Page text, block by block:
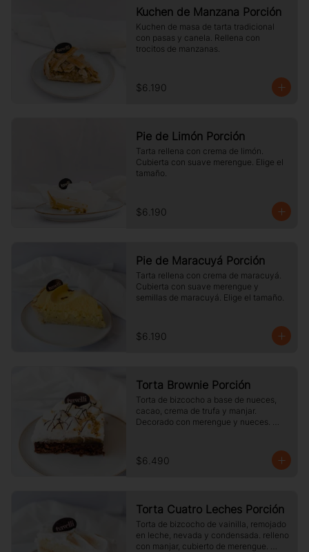
Kuchen de Manzana Porción
Kuchen de masa de tarta tradicional
con pasas y canela. Rellena con
trocitos de manzanas.
$6.190
Pie de Limón Porción
Tarta rellena con crema de limón.
Cubierta con suave merengue. Elige el
tamaño.
$6.190
Pie de Maracuyá Porción
Tarta rellena con crema de maracuyá.
Cubierta con suave merengue y
semillas de maracuyá. Elige el tamaño.
$6.190
Torta Brownie Porción
Torta de bizcocho a base de nueces,
cacao, crema de trufa y manjar.
Decorado con merengue y nueces.
$6.490
Torta Cuatro Leches Porción
Torta de bizcocho de vainilla, remojado
en leche, nevada y condensada. relleno
con manjar, cubierto de merengue.